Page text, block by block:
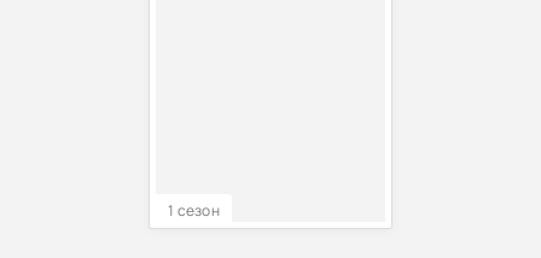
1 сезон